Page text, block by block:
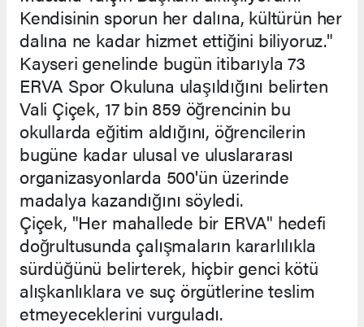
Kendisinin sporun her dalına, kültürün her
dalına ne kadar hizmet ettiğini biliyoruz."
Kayseri genelinde bugün itibarıyla 73
ERVA Spor Okuluna ulaşıldığını belirten
Vali Çiçek, 17 bin 859 öğrencinin bu
okullarda eğitim aldığını, öğrencilerin
bugüne kadar ulusal ve uluslararası
organizasyonlarda 500'ün üzerinde
madalya kazandığını söyledi.
Çiçek, "Her mahallede bir ERVA" hedefi
doğrultusunda çalışmaların kararlılıkla
sürdüğünü belirterek, hiçbir genci kötü
alışkanlıklara ve suç örgütlerine teslim
etmeyeceklerini vurguladı.